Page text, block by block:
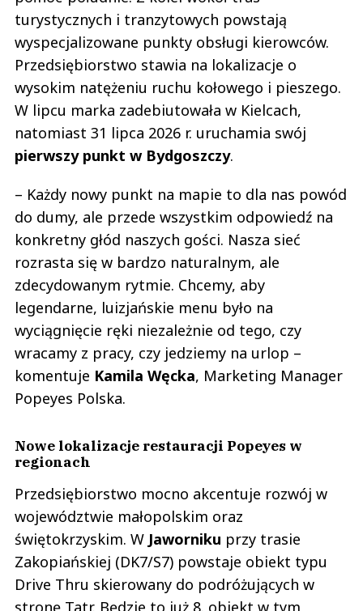
turystycznych i tranzytowych powstają
wyspecjalizowane punkty obsługi kierowców.
Przedsiębiorstwo stawia na lokalizacje o
wysokim natężeniu ruchu kołowego i pieszego.
W lipcu marka zadebiutowała w Kielcach,
natomiast 31 lipca 2026 r. uruchamia swój
pierwszy punkt w Bydgoszczy.
– Każdy nowy punkt na mapie to dla nas powód
do dumy, ale przede wszystkim odpowiedź na
konkretny głód naszych gości. Nasza sieć
rozrasta się w bardzo naturalnym, ale
zdecydowanym rytmie. Chcemy, aby
legendarne, luizjańskie menu było na
wyciągnięcie ręki niezależnie od tego, czy
wracamy z pracy, czy jedziemy na urlop –
komentuje Kamila Węcka, Marketing Manager
Popeyes Polska.
Nowe lokalizacje restauracji Popeyes w
regionach
Przedsiębiorstwo mocno akcentuje rozwój w
województwie małopolskim oraz
świętokrzyskim. W Jaworniku przy trasie
Zakopiańskiej (DK7/S7) powstaje obiekt typu
Drive Thru skierowany do podróżujących w
stronę Tatr. Będzie to już 8. obiekt w tym